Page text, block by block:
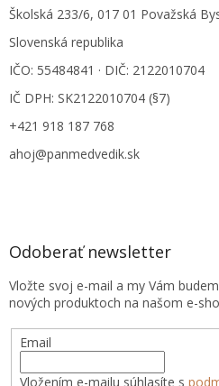
Školská 233/6, 017 01 Považská
Slovenská republika
IČO: 55484841 · DIČ: 2122010704
IČ DPH: SK2122010704 (§7)
+421 918 187 768
ahoj@panmedvedik.sk
Odoberať newsletter
Vložte svoj e-mail a my Vám
nových produktoch na našom e-
Email
Vložením e-mailu súhlasíte s